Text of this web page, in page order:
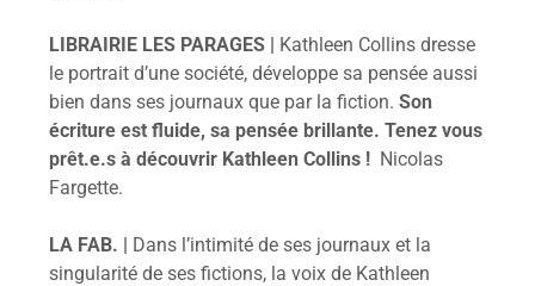
LIBRAIRIE LES PARAGES | Kathleen Collins dresse
le portrait d’une société, développe sa pensée aussi
bien dans ses journaux que par la fiction. Son
écriture est fluide, sa pensée brillante. Tenez vous
prêt.e.s à découvrir Kathleen Collins ! Nicolas
Fargette.
LA FAB. | Dans l’intimité de ses journaux et la
singularité de ses fictions, la voix de Kathleen